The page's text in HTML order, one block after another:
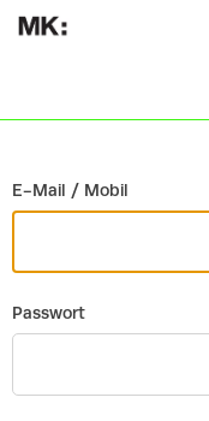
E-Mail / Mobil
Passwort